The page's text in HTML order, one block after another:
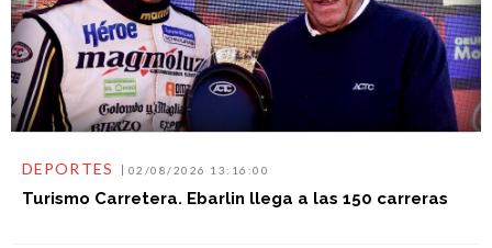
DEPORTES 02/08/2026 13:16:00
Turismo Carretera. Ebarlin llega a las 150 carreras